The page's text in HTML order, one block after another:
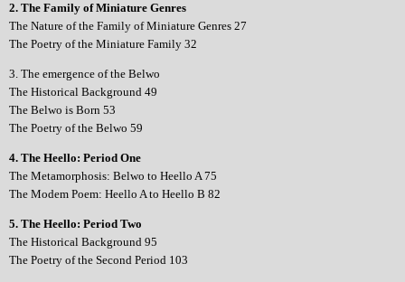
2. The Family of Miniature Genres
The Nature of the Family of Miniature Genres 27
The Poetry of the Miniature Family 32
3. The emergence of the Belwo
The Historical Background 49
The Belwo is Born 53
The Poetry of the Belwo 59
4. The Heello: Period One
The Metamorphosis: Belwo to Heello A 75
The Modem Poem: Heello A to Heello B 82
5. The Heello: Period Two
The Historical Background 95
The Poetry of the Second Period 103